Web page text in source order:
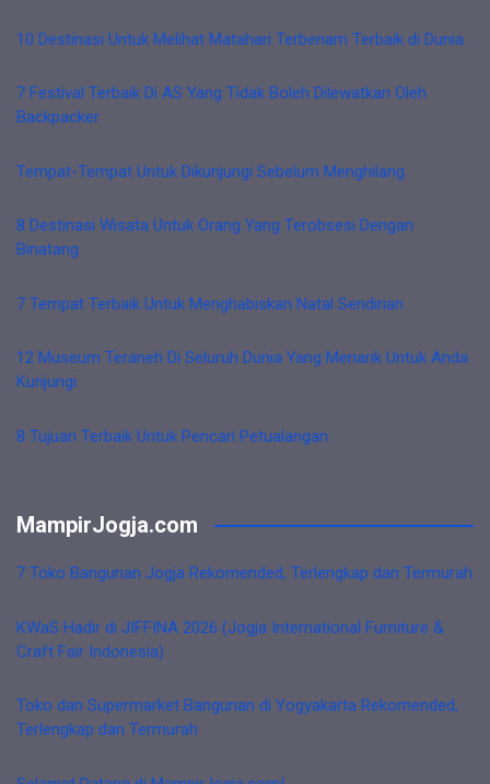
10 Destinasi Untuk Melihat Matahari Terbenam Terbaik di Dunia
7 Festival Terbaik Di AS Yang Tidak Boleh Dilewatkan Oleh
Backpacker
Tempat-Tempat Untuk Dikunjungi Sebelum Menghilang
8 Destinasi Wisata Untuk Orang Yang Terobsesi Dengan
Binatang
7 Tempat Terbaik Untuk Menghabiskan Natal Sendirian
12 Museum Teraneh Di Seluruh Dunia Yang Menarik Untuk Anda
Kunjungi
8 Tujuan Terbaik Untuk Pencari Petualangan
MampirJogja.com
7 Toko Bangunan Jogja Rekomended, Terlengkap dan Termurah
KWaS Hadir di JIFFINA 2026 (Jogja International Furniture &
Craft Fair Indonesia)
Toko dan Supermarket Bangunan di Yogyakarta Rekomended,
Terlengkap dan Termurah